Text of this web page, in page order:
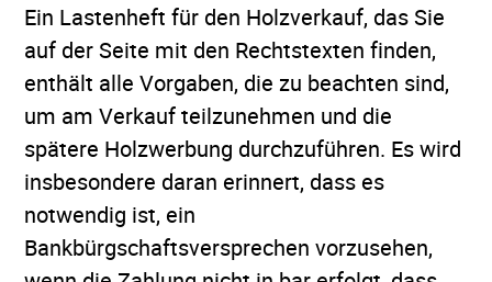
Ein Lastenheft für den Holzverkauf, das Sie
auf der Seite mit den Rechtstexten finden,
enthält alle Vorgaben, die zu beachten sind,
um am Verkauf teilzunehmen und die
spätere Holzwerbung durchzuführen. Es wird
insbesondere daran erinnert, dass es
notwendig ist, ein
Bankbürgschaftsversprechen vorzusehen,